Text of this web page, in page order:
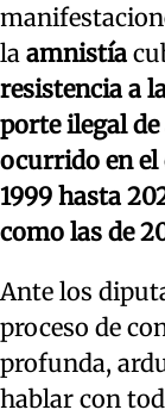
la amnistía
resistencia a
porte ilegal
ocurrido en el
1999 hasta
como las de
Ante los
proceso de
profunda,
hablar con